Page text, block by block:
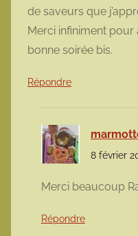
de saveurs que
Merci infiniment
bonne soirée bis.
Répondre
8 février
Merci beaucoup
Répondre